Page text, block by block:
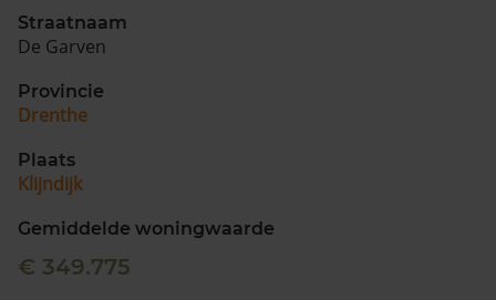
Straatnaam
De Garven
Provincie
Drenthe
Plaats
Klijndijk
Gemiddelde woningwaarde
€ 349.775